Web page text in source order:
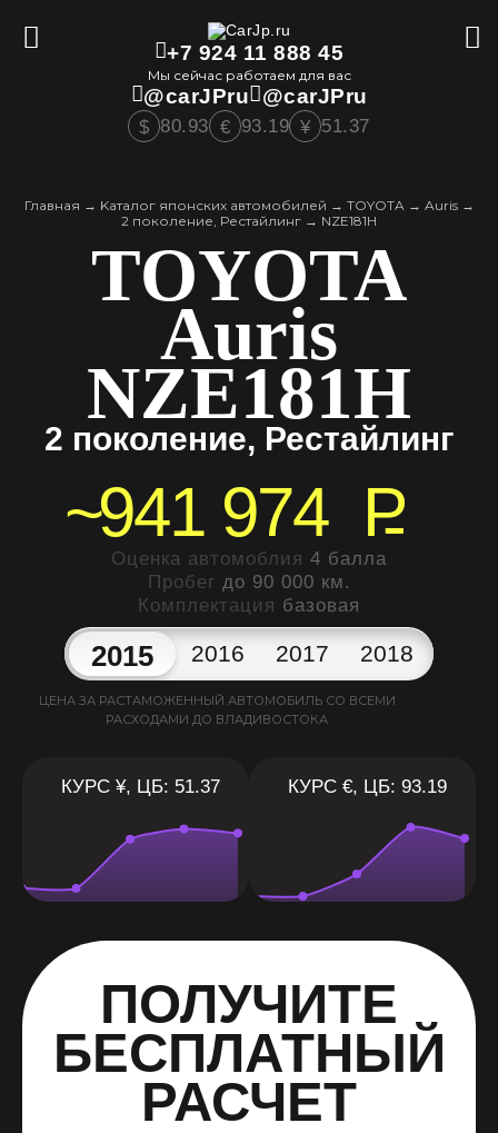
+7 924 11 888 45
Мы сейчас работаем для вас
@carJPru @carJPru
$ 80.93 € 93.19 ¥ 51.37
Главная → Kаталог японских автомобилей → TOYOTA→ Auris→
2 поколение, Рестайлинг → NZE181H
TOYOTA
Auris
NZE181H
2 поколение, Рестайлинг
~941 974 P
Оценка автомоблия 4 балла
Пробег до 90 000 км.
Комплектация базовая
2015 2016 2017 2018
ЦЕНА ЗА РАСТАМОЖЕННЫЙ АВТОМОБИЛЬ СО ВСЕМИ
РАСХОДАМИ ДО ВЛАДИВОСТОКА
КУРС ¥, ЦБ: 51.37 КУРС €, ЦБ: 93.19
ПОЛУЧИТЕ
БЕСПЛАТНЫЙ
РАСЧЕТ